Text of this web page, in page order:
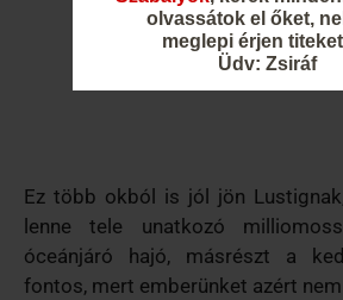
olvassátok el őket,
meglepi érjen
Üdv: Zsiráf
Ez több okból is jól jön
lenne tele unatkozó
óceánjáró hajó, másrészt a
fontos, mert emberünket azért